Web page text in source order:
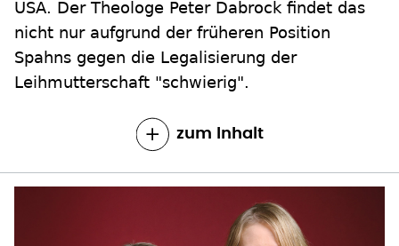
USA. Der Theologe Peter Dabrock findet das
nicht nur aufgrund der früheren Position
Spahns gegen die Legalisierung der
Leihmutterschaft "schwierig".
zum Inhalt